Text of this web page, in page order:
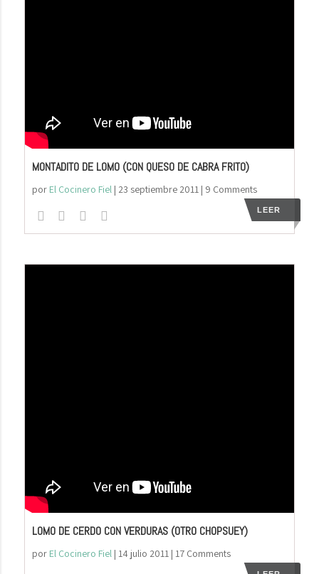
MONTADITO DE LOMO (CON QUESO DE CABRA FRITO)
por El Cocinero Fiel| 23 septiembre 2011| 9 Comments
LEER
LOMO DE CERDO CON VERDURAS (OTRO CHOPSUEY)
por El Cocinero Fiel| 14 julio 2011| 17 Comments